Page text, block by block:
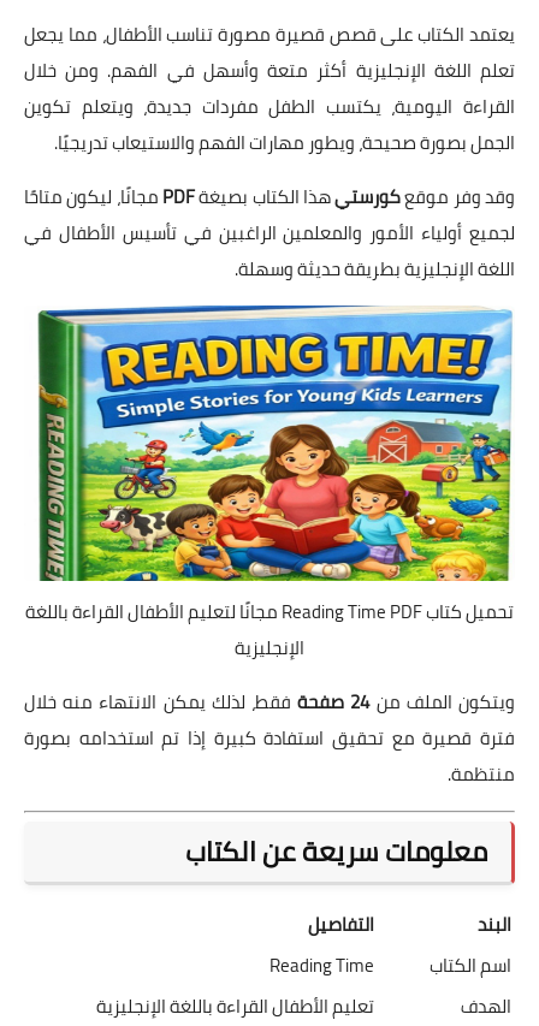
يعتمد الكتاب على قصص قصيرة مصورة تناسب الأطفال، مما يجعل
تعلم اللغة الإنجليزية أكثر متعة وأسهل في الفهم. ومن خلال
القراءة اليومية، يكتسب الطفل مفردات جديدة، ويتعلم تكوين
الجمل بصورة صحيحة، ويطور مهارات الفهم والاستيعاب تدريجيًا.
وقد وفر موقعكورستيهذا الكتاب بصيغةPDFمجانًا، ليكون متاحًا
لجميع أولياء الأمور والمعلمين الراغبين في تأسيس الأطفال في
اللغة الإنجليزية بطريقة حديثة وسهلة.
تحميل كتاب Reading Time PDF مجانًا لتعليم الأطفال القراءة باللغة
الإنجليزية
ويتكون الملف من24 صفحة
فقط، لذلك يمكن الانتهاء منه خلال
فترة قصيرة مع تحقيق استفادة كبيرة إذا تم استخدامه بصورة
منتظمة.
معلومات سريعة عن الكتاب
البند
التفاصيل
اسم الكتاب
Reading Time
الهدف
تعليم الأطفال القراءة باللغة الإنجليزية